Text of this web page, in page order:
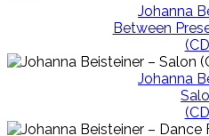
Johanna
Between
Johanna